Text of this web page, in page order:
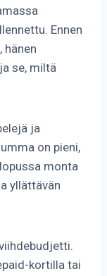
Ennen
, hänen
se, miltä
ja
on pieni,
monta
yllättävän
kortilla tai